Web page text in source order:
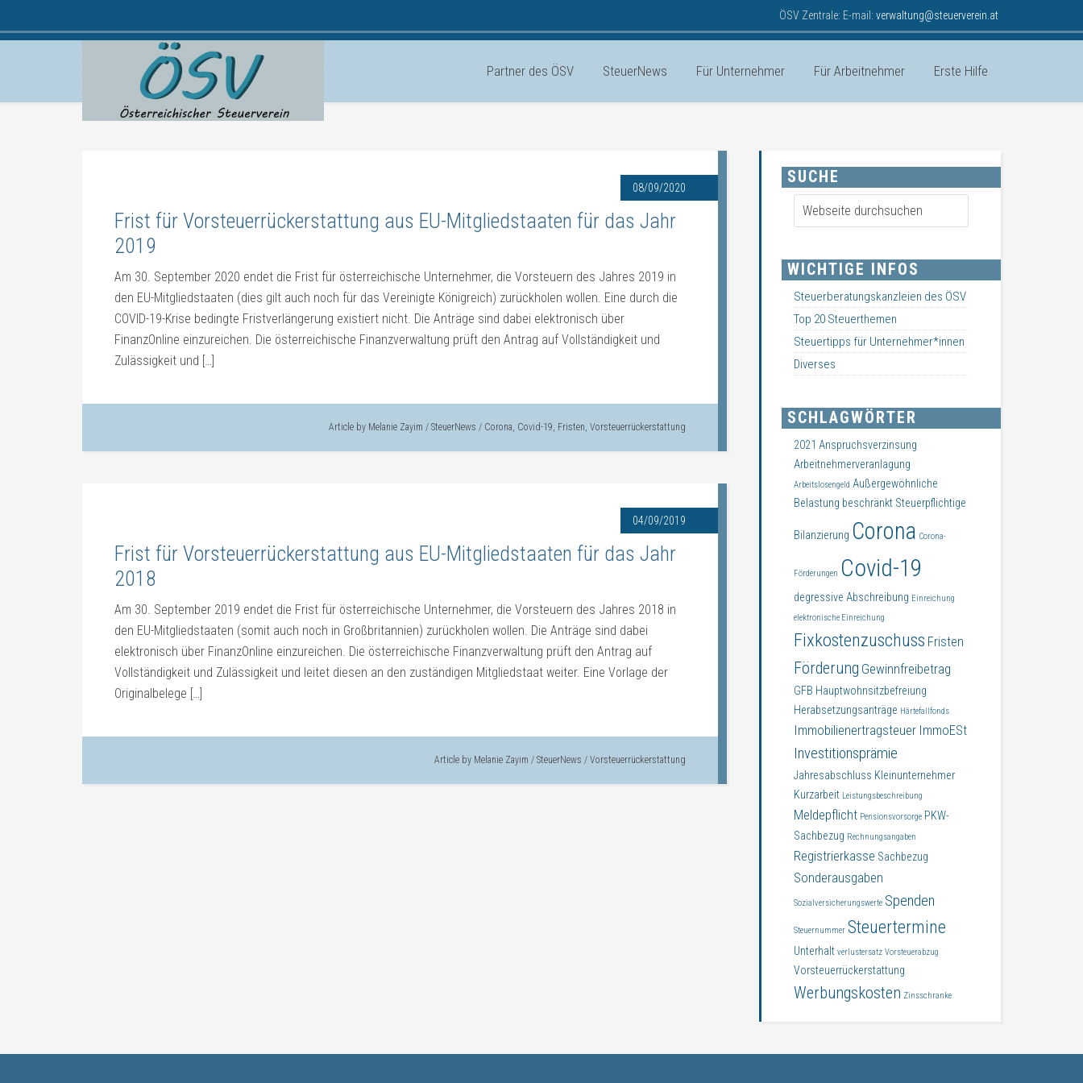
ÖSV Zentrale: E-mail: verwaltung@steuerverein.at
Partner des ÖSV SteuerNews Für Unternehmer Für Arbeitnehmer Erste Hilfe
08/09/2020
Frist für Vorsteuerrückerstattung aus EU-Mitgliedstaaten für das Jahr
2019
Am 30. September 2020 endet die Frist für österreichische Unternehmer, die Vorsteuern des Jahres 2019 in
den EU-Mitgliedstaaten (dies gilt auch noch für das Vereinigte Königreich) zurückholen wollen. Eine durch die
COVID-19-Krise bedingte Fristverlängerung existiert nicht. Die Anträge sind dabei elektronisch über
FinanzOnline einzureichen. Die österreichische Finanzverwaltung prüft den Antrag auf Vollständigkeit und
Zulässigkeit und […]
Article by Melanie Zayim / SteuerNews / Corona, Covid-19, Fristen, Vorsteuerrückerstattung
04/09/2019
Frist für Vorsteuerrückerstattung aus EU-Mitgliedstaaten für das Jahr
2018
Am 30. September 2019 endet die Frist für österreichische Unternehmer, die Vorsteuern des Jahres 2018 in
den EU-Mitgliedstaaten (somit auch noch in Großbritannien) zurückholen wollen. Die Anträge sind dabei
elektronisch über FinanzOnline einzureichen. Die österreichische Finanzverwaltung prüft den Antrag auf
Vollständigkeit und Zulässigkeit und leitet diesen an den zuständigen Mitgliedstaat weiter. Eine Vorlage der
Originalbelege […]
Article by Melanie Zayim / SteuerNews / Vorsteuerrückerstattung
SUCHE
WICHTIGE INFOS
Steuerberatungskanzleien des ÖSV
Top 20 Steuerthemen
Steuertipps für Unternehmer*innen
Diverses
SCHLAGWÖRTER
2021 Anspruchsverzinsung
Arbeitnehmerveranlagung
Arbeitslosengeld Außergewöhnliche
Belastung beschränkt Steuerpflichtige
Bilanzierung Corona Corona-
Förderungen Covid-19
degressive Abschreibung Einreichung
elektronische Einreichung
Fixkostenzuschuss Fristen
Förderung Gewinnfreibetrag
GFB Hauptwohnsitzbefreiung
Herabsetzungsanträge Härtefallfonds
Immobilienertragsteuer ImmoESt
Investitionsprämie
Jahresabschluss Kleinunternehmer
Kurzarbeit Leistungsbeschreibung
Meldepflicht Pensionsvorsorge PKW-
Sachbezug Rechnungsangaben
Registrierkasse Sachbezug
Sonderausgaben
Sozialversicherungswerte Spenden
Steuernummer Steuertermine
Unterhalt verlustersatz Vorsteuerabzug
Vorsteuerrückerstattung
Werbungskosten Zinsschranke